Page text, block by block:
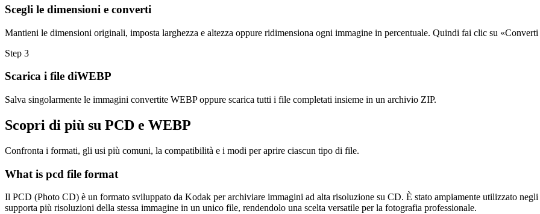
Scegli le dimensioni e converti
Mantieni le dimensioni originali, imposta larghezza e altezza oppure ridimensiona ogni immagine in percentuale. Quindi fai clic su
Step 3
Scarica i file diWEBP
Salva singolarmente le immagini convertite WEBP oppure scarica tutti i file completati insieme in un archivio ZIP.
Scopri di più su PCD e WEBP
Confronta i formati, gli usi più comuni, la compatibilità e i modi per aprire ciascun tipo di file.
What is pcd file format
Il PCD (Photo CD) è un formato sviluppato da Kodak per archiviare immagini ad alta risoluzione su CD. È stato ampiamente utilizzato
supporta più risoluzioni della stessa immagine in un unico file, rendendolo una scelta versatile per la fotografia professionale.